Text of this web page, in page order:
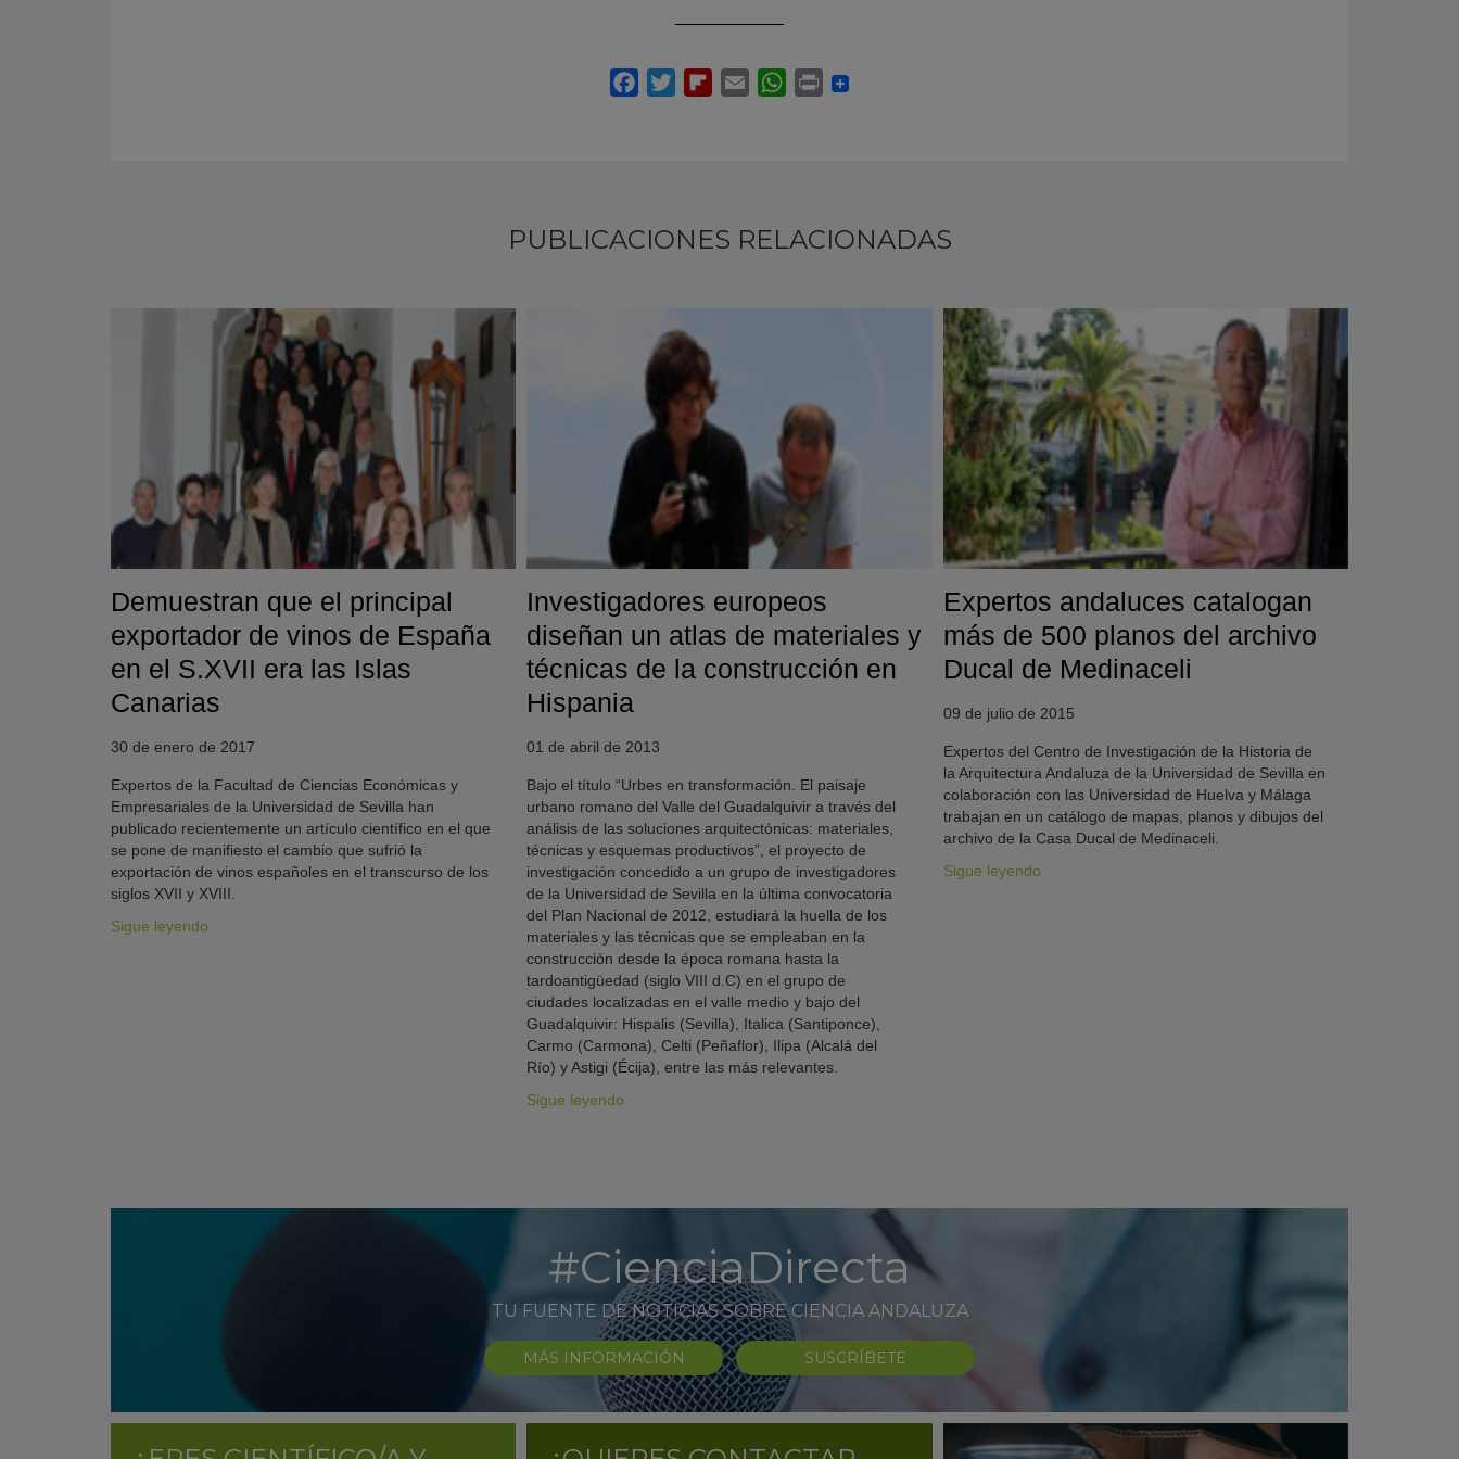
PUBLICACIONES RELACIONADAS
Demuestran que el principal
exportador de vinos de España
en el S.XVII era las Islas
Canarias
30 de enero de 2017
Expertos de la Facultad de Ciencias Económicas y
Empresariales de la Universidad de Sevilla han
publicado recientemente un artículo científico en el que
se pone de manifiesto el cambio que sufrió la
exportación de vinos españoles en el transcurso de los
siglos XVII y XVIII.
Sigue leyendo
Investigadores europeos
diseñan un atlas de materiales y
técnicas de la construcción en
Hispania
01 de abril de 2013
Bajo el título “Urbes en transformación. El paisaje
urbano romano del Valle del Guadalquivir a través del
análisis de las soluciones arquitectónicas: materiales,
técnicas y esquemas productivos”, el proyecto de
investigación concedido a un grupo de investigadores
de la Universidad de Sevilla en la última convocatoria
del Plan Nacional de 2012, estudiará la huella de los
materiales y las técnicas que se empleaban en la
construcción desde la época romana hasta la
tardoantigüedad (siglo VIII d.C) en el grupo de
ciudades localizadas en el valle medio y bajo del
Guadalquivir: Hispalis (Sevilla), Italica (Santiponce),
Carmo (Carmona), Celti (Peñaflor), Ilipa (Alcalá del
Río) y Astigi (Écija), entre las más relevantes.
Sigue leyendo
Expertos andaluces catalogan
más de 500 planos del archivo
Ducal de Medinaceli
09 de julio de 2015
Expertos del Centro de Investigación de la Historia de
la Arquitectura Andaluza de la Universidad de Sevilla en
colaboración con las Universidad de Huelva y Málaga
trabajan en un catálogo de mapas, planos y dibujos del
archivo de la Casa Ducal de Medinaceli.
Sigue leyendo
#CienciaDirecta
TU FUENTE DE NOTICIAS SOBRE CIENCIA ANDALUZA
MÁS INFORMACIÓN SUSCRÍBETE